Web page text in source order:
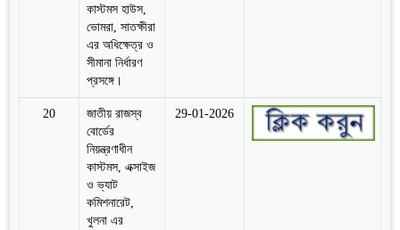
কাস্টমস হাউস,
ভোমরা, সাতক্ষীরা
এর অধিক্ষেত্র ও
সীমানা নির্ধারণ
প্রসঙ্গে।
20
জাতীয় রাজস্ব
বোর্ডের
নিয়ন্ত্রণাধীন
কাস্টমস, এক্সাইজ
ও ভ্যাট
কমিশনারেট,
খুলনা এর
29-01-2026